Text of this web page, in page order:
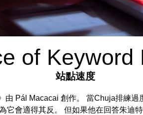
of Keyword
站點速度
Pál Macacai 創作。 當Chuja排練
會適得其反。 但如果他在回答朱迪